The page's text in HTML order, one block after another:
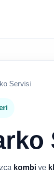
Servisi
kombi ve